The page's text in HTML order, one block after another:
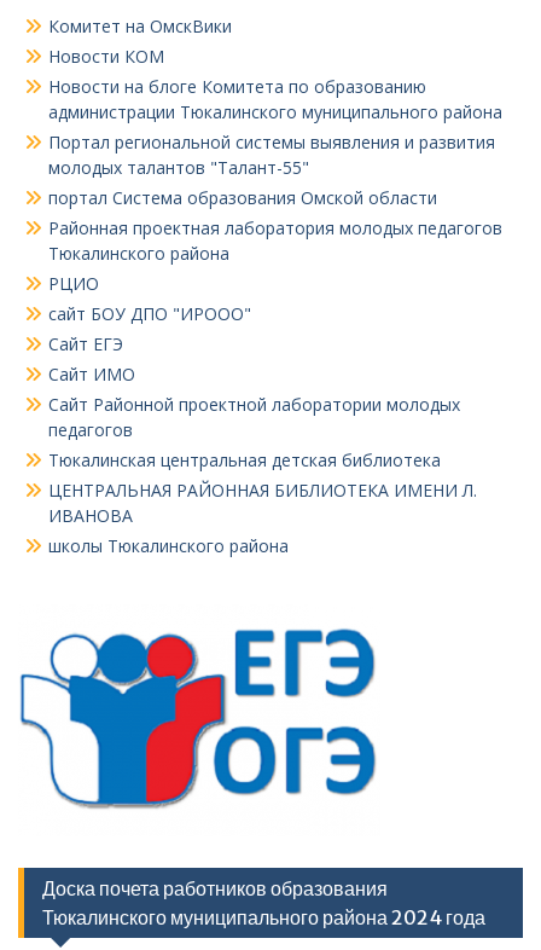
Комитет на ОмскВики
Новости КОМ
Новости на блоге Комитета по образованию
администрации Тюкалинского муниципального района
Портал региональной системы выявления и развития
молодых талантов "Талант-55"
портал Система образования Омской области
Районная проектная лаборатория молодых педагогов
Тюкалинского района
РЦИО
сайт БОУ ДПО "ИРООО"
Сайт ЕГЭ
Сайт ИМО
Сайт Районной проектной лаборатории молодых
педагогов
Тюкалинская центральная детская библиотека
ЦЕНТРАЛЬНАЯ РАЙОННАЯ БИБЛИОТЕКА ИМЕНИ Л.
ИВАНОВА
школы Тюкалинского района
Доска почета работников образования
Тюкалинского муниципального района 2024 года